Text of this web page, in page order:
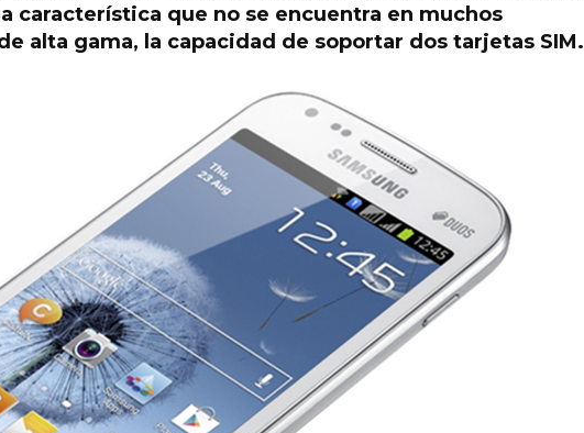
característica que no se encuentra en muchos
alta gama, la capacidad de soportar dos tarjetas SIM.